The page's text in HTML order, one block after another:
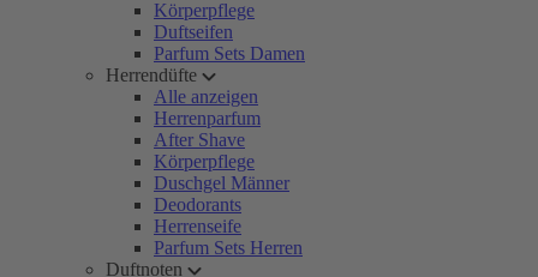
Körperpflege
Duftseifen
Parfum Sets Damen
Herrendüfte
Alle anzeigen
Herrenparfum
After Shave
Körperpflege
Duschgel Männer
Deodorants
Herrenseife
Parfum Sets Herren
Duftnoten